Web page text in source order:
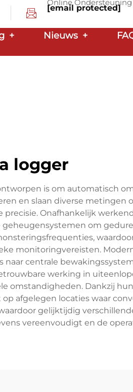
Online Ondersteuning
[email protected]
+ Nieuws +
logger
is om automatisch
en slaan diverse metingen
Onafhankelijk
om
monitoringvereisten.
centrale
werking in
omstandigheden. Dankzij
afgelegen locaties waar
gelijktijdig
vereenvoudigt en de